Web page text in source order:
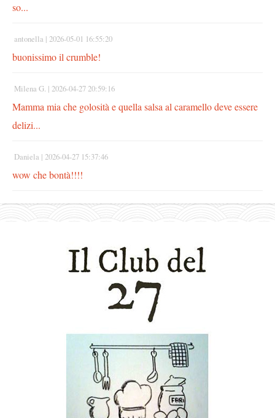
so...
antonella | 2026-05-01 16:55:20
buonissimo il crumble!
Milena G. | 2026-04-27 20:59:16
Mamma mia che golosità e quella salsa al caramello deve essere
delizi...
Daniela | 2026-04-27 15:37:46
wow che bontà!!!!